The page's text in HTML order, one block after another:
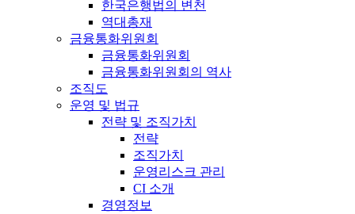
한국은행법의 변천
역대총재
금융통화위원회
금융통화위원회
금융통화위원회의 역사
조직도
운영 및 법규
전략 및 조직가치
전략
조직가치
운영리스크 관리
CI 소개
경영정보